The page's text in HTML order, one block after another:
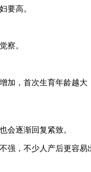
要高。
察。
加，首次生育年龄越大
会逐渐回复紧致。
强，不少人产后更容易